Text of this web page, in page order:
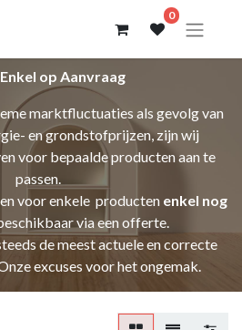
0
op Aanvraag
marktfluctuaties als gevolg van
en grondstofprijzen, zijn wij
voor bepaalde producten aan te
passen.
voor enkele producten enkel nog
via een offerte.
de meest actuele en correcte
excuses voor het ongemak.